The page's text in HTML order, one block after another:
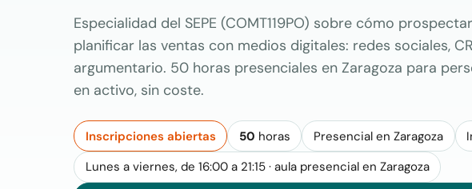
Especialidad del SEPE (COMT119PO) sobre cómo
planificar las ventas con medios digitales: redes sociales,
argumentario. 50 horas presenciales en Zaragoza para
en activo, sin coste.
Inscripciones abiertas 50 horas Presencial en Zaragoza
Lunes a viernes, de 16:00 a 21:15 · aula presencial en Zaragoza